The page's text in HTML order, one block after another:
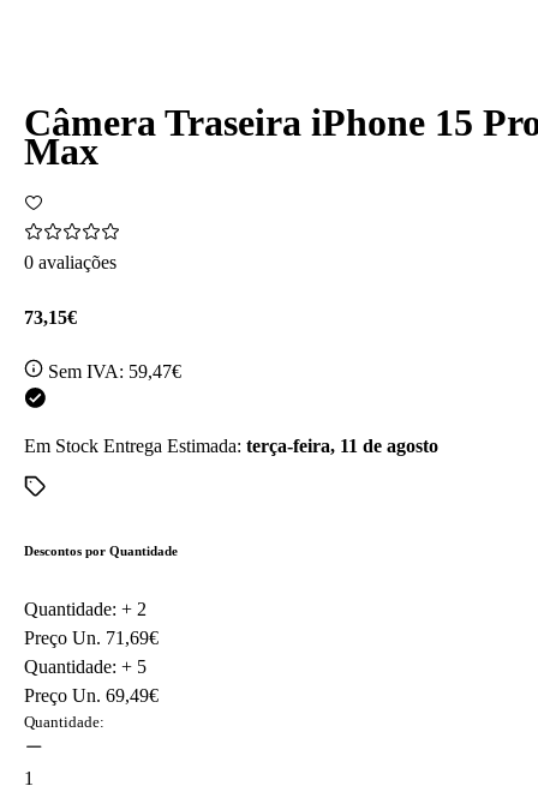
Câmera Traseira iPhone 15
Max
0 avaliações
73,15€
Sem IVA: 59,47€
Em Stock Entrega Estimada: terça-feira, 11 de agosto
Descontos por Quantidade
Quantidade: + 2
Preço Un. 71,69€
Quantidade: + 5
Preço Un. 69,49€
Quantidade:
1